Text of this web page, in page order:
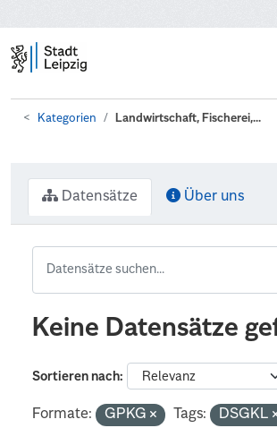
Kategorien Landwirtschaft, Fischerei,...
Datensätze Über uns
Keine Datensätze
Sortieren nach
Formate: GPKG Tags:
DSGKL